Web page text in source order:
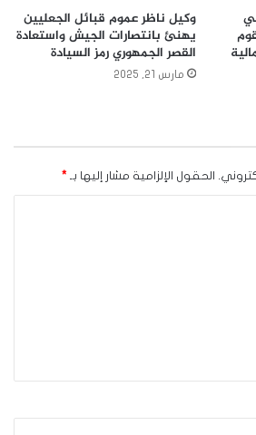
وكيل ناظر عموم قبائل الجعليين
يهنئ بانتصارات الجيش واستعادة
القصر الجمهوري رمز السيادة
مارس 21, 2025
الحقول الإلزامية مشار إليها بـ *